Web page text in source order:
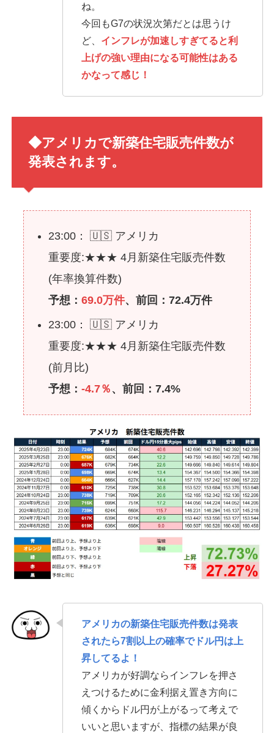
ね。
今回もG7の状況次第だとは思うけ
ど、 インフレが加速しすぎてると利
上げの強い理由になる可能性はある
かなって感じ！
◆アメリカで新築住宅販売件数が
発表されます。
23:00： 🇺🇸 アメリカ
重要度:★★★ 4月新築住宅販売件数
(年率換算件数)
予想： 69.0万件、前回：72.4万件
23:00： 🇺🇸 アメリカ
重要度:★★★ 4月新築住宅販売件数
(前月比)
予想： -4.7％ 、前回：7.4%
アメリカの新築住宅販売件数は発表
されたら7割以上の確率でドル円は上
昇してるよ！
アメリカが好調ならインフレを押さ
えつけるために金利据え置き方向に
傾くからドル円が上がるって考えで
いいと思いますが、指標の結果が良